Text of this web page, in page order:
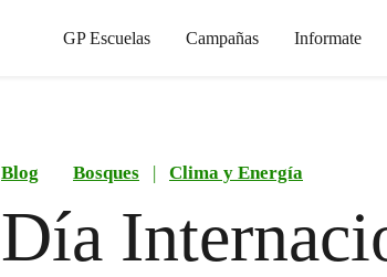
GP Escuelas Campañas Informate
Blog Bosques | Clima y Energía
Día